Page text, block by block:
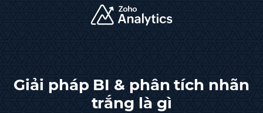
Giải pháp BI & phân tích nhãn
trắng là gì